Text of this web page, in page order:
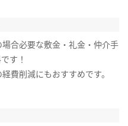
合必要な敷金・礼金・仲介手
す！
費削減にもおすすめです。